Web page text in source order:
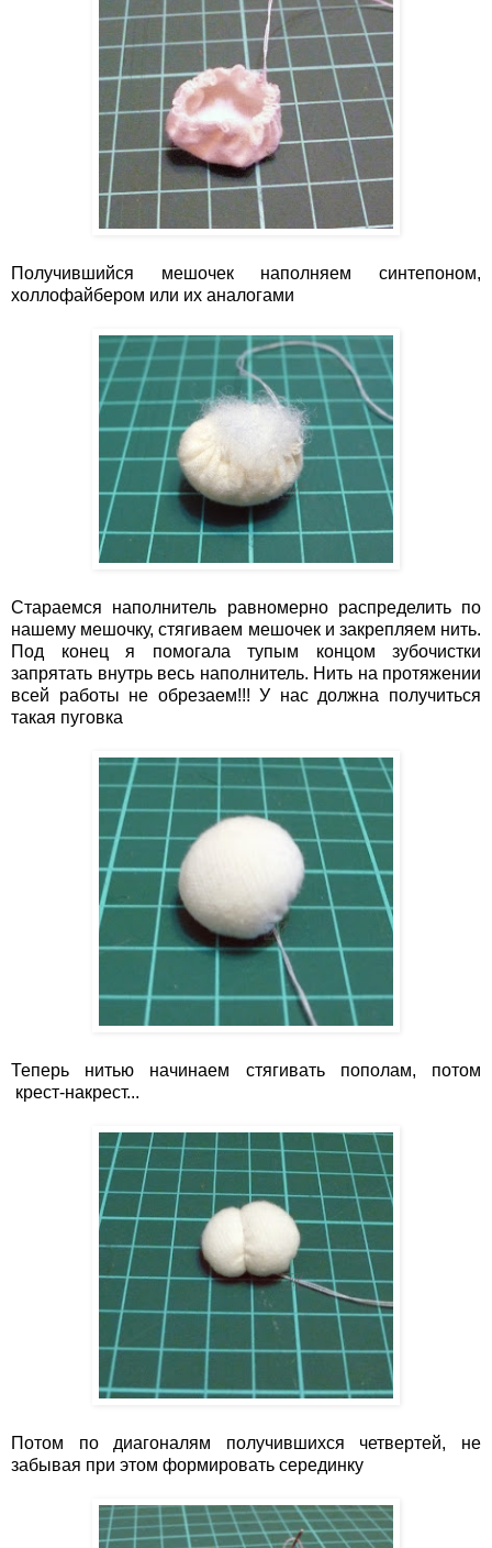
Получившийся мешочек наполняем синтепоном,
холлофайбером или их аналогами
Стараемся наполнитель равномерно распределить по
нашему мешочку, стягиваем мешочек и закрепляем нить.
Под конец я помогала тупым концом зубочистки
запрятать внутрь весь наполнитель. Нить на протяжении
всей работы не обрезаем!!! У нас должна получиться
такая пуговка
Теперь нитью начинаем стягивать пополам, потом
крест-накрест...
Потом по диагоналям получившихся четвертей, не
забывая при этом формировать серединку